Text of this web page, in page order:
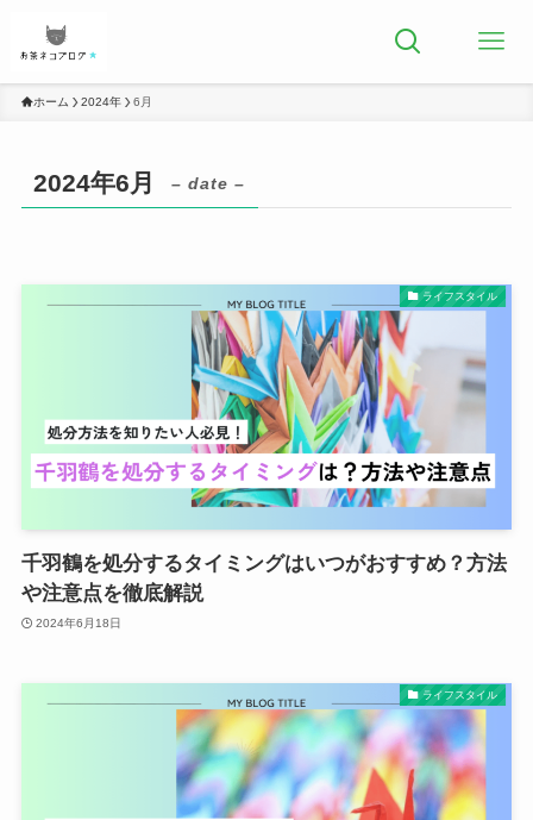
ホーム 2024年 6月
2024年6月 – date –
ライフスタイル
千羽鶴を処分するタイミングはいつがおすすめ？方法
や注意点を徹底解説
2024年6月18日
ライフスタイル